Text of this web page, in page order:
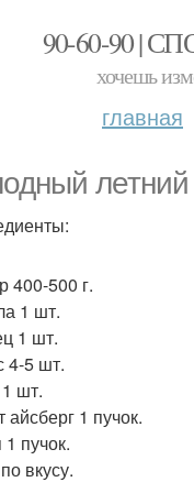
90-60-90 |
хочешь
главная
400-500 г.
1 шт.
1 шт.
4-5 шт.
шт.
айсберг 1 пучок.
1 пучок.
вкусу.